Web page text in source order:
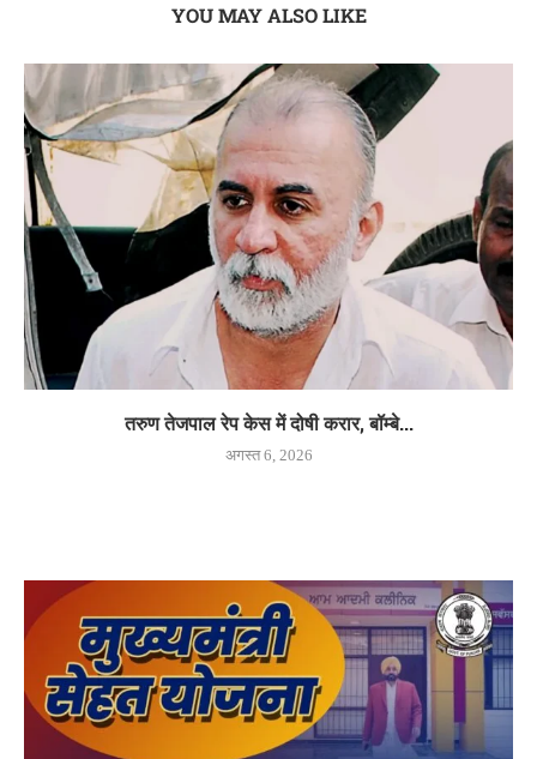
YOU MAY ALSO LIKE
तरुण तेजपाल रेप केस में दोषी करार, बॉम्बे...
अगस्त 6, 2026